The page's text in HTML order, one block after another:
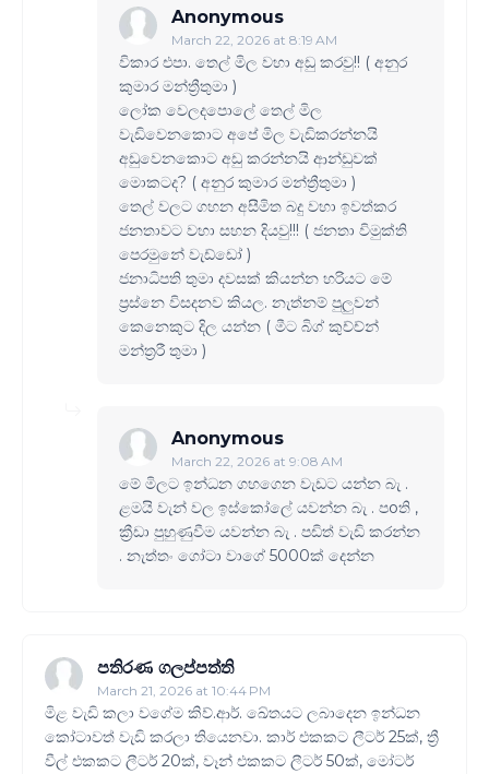
Anonymous
March 22, 2026 at 8:19 AM
විකාර එපා. තෙල් මිල වහා අඩු කරවු!! ( අනුර
කුමාර මන්ත්‍රීතුමා )
ලෝක වෙලදපොලේ තෙල් මිල
වැඩිවෙනකොට අපේ මිල වැඩිකරන්නයි
අඩුවෙනකොට අඩු කරන්නයි ආන්ඩුවක්
මොකටද? ( අනුර කුමාර මන්ත්‍රීතුමා )
තෙල් වලට ගහන අසීමිත බදු වහා ඉවත්කර
ජනතාවට වහා සහන දියවු!!! ( ජනතා විමුක්ති
පෙරමුනේ වැඩ්ඩෝ )
ජනාධිපති තුමා දවසක් කියන්න හරියට මේ
ප්‍රස්නෙ විසදනව කියල. නැත්නම් පුලුවන්
කෙනෙකුට දිල යන්න ( මීට බිග් කුච්ච්න්
මන්ත්‍රරී තුමා )
Anonymous
March 22, 2026 at 9:08 AM
මේ මිලට ඉන්ධන ගහගෙන වැඩට යන්න බැ .
ළමයි වැන් වල ඉස්කෝලේ යවන්න බැ . පoති ,
ක්‍රීඩා පුහුණුවීම යවන්න බැ . පඩිත් වැඩි කරන්න
. නැත්තං ගෝටා වාගේ 5000ක් දෙන්න
පතිරණ ගලප්පත්ති
March 21, 2026 at 10:44 PM
මිළ වැඩි කලා වගේම කිව්.ආර්. ඛේතයට ලබාදෙන ඉන්ධන
කෝටාවත් වැඩි කරලා තියෙනවා. කාර් එකකට ලීටර් 25ක්, ත්‍රී
වීල් එකකට ලීටර් 20ක්, වෑන් එකකට ලීටර් 50ක්, මෝටර්